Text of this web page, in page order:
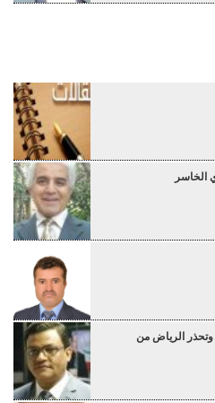
الخاسر
وتحذر الرياض من